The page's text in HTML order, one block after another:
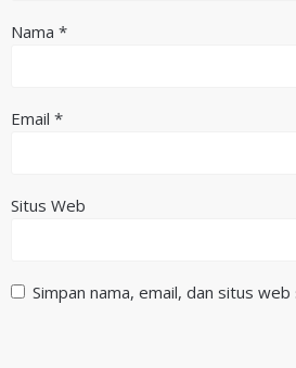
Nama*
Email*
Situs Web
Simpan nama, email, dan situs